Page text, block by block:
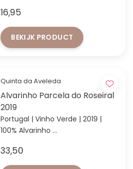
Excellent, highly recommended
16,95
BEKIJK PRODUCT
Quinta da Aveleda
Alvarinho Parcela do Roseiral
2019
Portugal | Vinho Verde | 2019 |
100% Alvarinho
33,50